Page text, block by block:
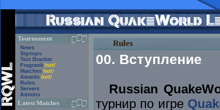
Tournament
News
Signups
Text Bracket
Fragrank hot!
Matches hot!
Awards hot!
Rules
Servers
Admins
Latest Matches
Rules
00. Вступление
Russian
турнир по игре